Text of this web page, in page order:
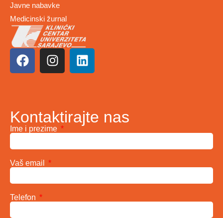
Javne nabavke
Medicinski žurnal
Kontaktirajte nas
Ime i prezime
Vaš email
Telefon